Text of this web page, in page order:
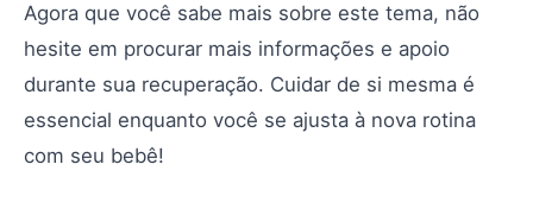
Agora que você sabe mais sobre este tema, não
hesite em procurar mais informações e apoio
durante sua recuperação. Cuidar de si mesma é
essencial enquanto você se ajusta à nova rotina
com seu bebê!